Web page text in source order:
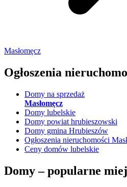
Masłomęcz
Ogłoszenia
Domy na sprzedaż
Masłomęcz
Domy lubelskie
Domy powiat hrubieszowski
Domy gmina Hrubieszów
Ogłoszenia nieruchomości
Ceny domów lubelskie
Domy –popularne